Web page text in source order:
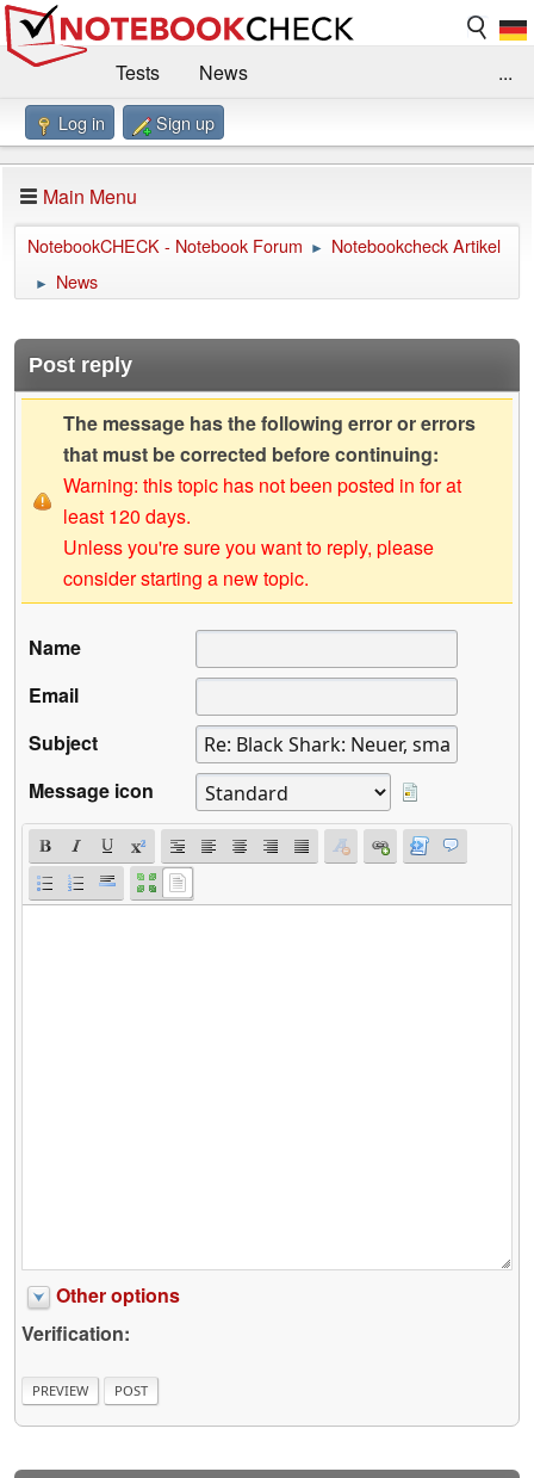
Tests
News
Benchmarks / Technik
Forum
Impressum
...
Log in Sign up
Main Menu
NotebookCHECK - Notebook Forum ► Notebookcheck Artikel
► News
Post reply
The message has the following error or errors
that must be corrected before continuing:
Warning: this topic has not been posted in for at
least 120 days.
Unless you're sure you want to reply, please
consider starting a new topic.
Name
Email
Subject
Message icon
Other options
Verification: